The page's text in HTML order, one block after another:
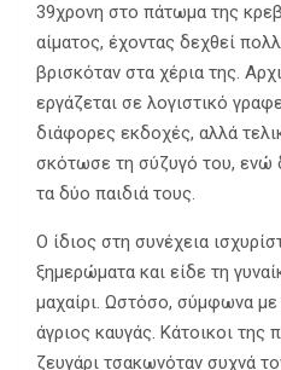
39χρονη στο πάτωμα της
αίματος, έχοντας δεχθεί
βρισκόταν στα χέρια της.
εργάζεται σε λογιστικό
διάφορες εκδοχές, αλλά
σκότωσε τη σύζυγό του, ενώ
τα δύο παιδιά τους.
Ο ίδιος στη συνέχεια
ξημερώματα και είδε τη
μαχαίρι. Ωστόσο, σύμφωνα με
άγριος καυγάς. Κάτοικοι της
ζευγάρι τσακωνόταν συχνά